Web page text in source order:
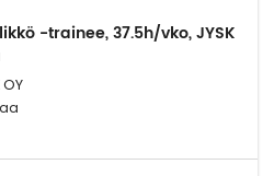
-trainee, 37.5h/vko, JYSK
OY